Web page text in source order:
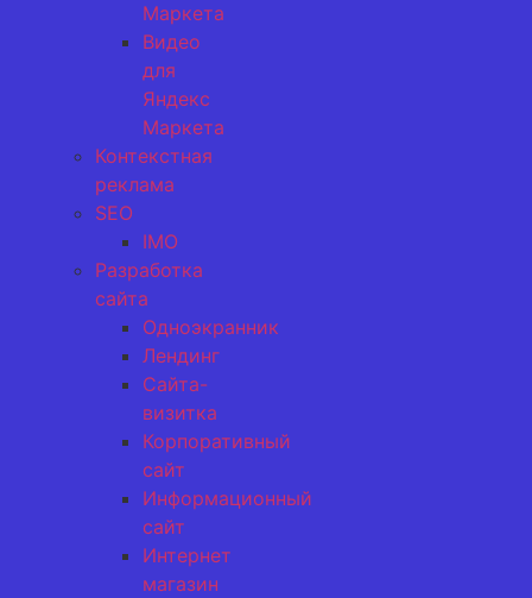
Маркета
Видео
для
Яндекс
Маркета
Контекстная
реклама
SEO
IMO
Разработка
сайта
Одноэкранник
Лендинг
Сайта-
визитка
Корпоративный
сайт
Информационный
сайт
Интернет
магазин